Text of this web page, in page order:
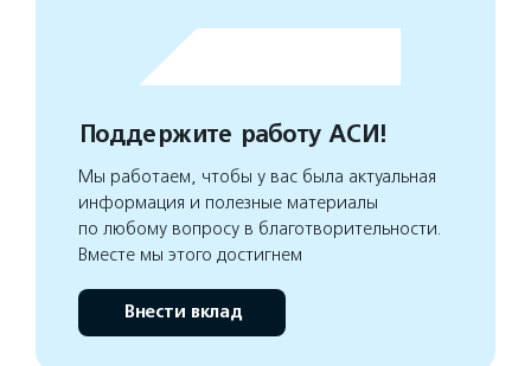
Поддержите работу АСИ!
Мы работаем, чтобы у вас была актуальная
информация и полезные материалы
по любому вопросу в благотворительности.
Вместе мы этого достигнем
Внести вклад